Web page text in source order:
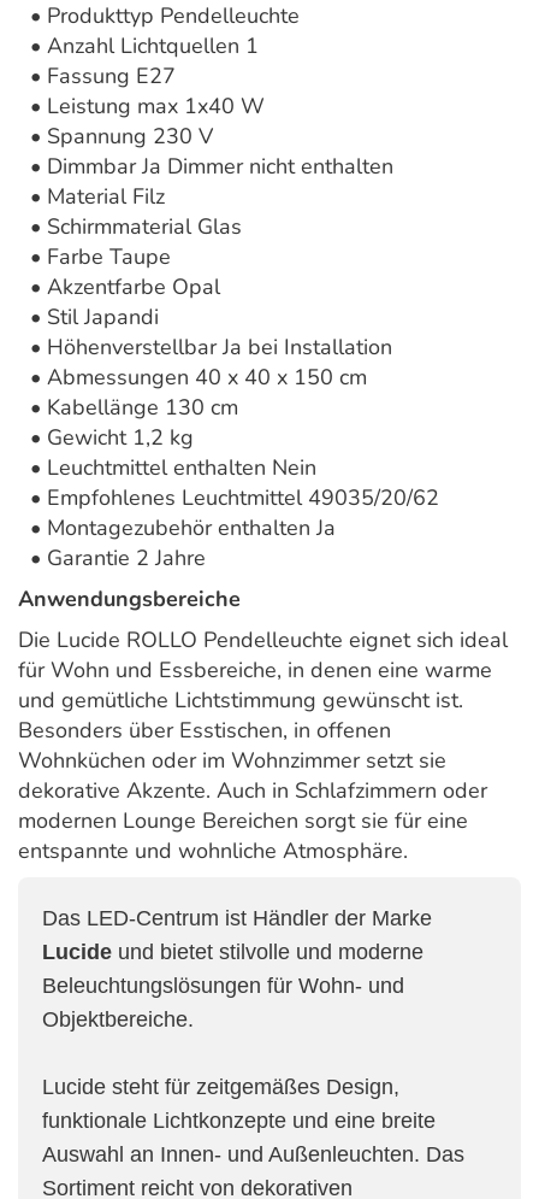
• Produkttyp Pendelleuchte
• Anzahl Lichtquellen 1
• Fassung E27
• Leistung max 1x40 W
• Spannung 230 V
• Dimmbar Ja Dimmer nicht enthalten
• Material Filz
• Schirmmaterial Glas
• Farbe Taupe
• Akzentfarbe Opal
• Stil Japandi
• Höhenverstellbar Ja bei Installation
• Abmessungen 40 x 40 x 150 cm
• Kabellänge 130 cm
• Gewicht 1,2 kg
• Leuchtmittel enthalten Nein
• Empfohlenes Leuchtmittel 49035/20/62
• Montagezubehör enthalten Ja
• Garantie 2 Jahre
Anwendungsbereiche
Die Lucide ROLLO Pendelleuchte eignet sich ideal
für Wohn und Essbereiche, in denen eine warme
und gemütliche Lichtstimmung gewünscht ist.
Besonders über Esstischen, in offenen
Wohnküchen oder im Wohnzimmer setzt sie
dekorative Akzente. Auch in Schlafzimmern oder
modernen Lounge Bereichen sorgt sie für eine
entspannte und wohnliche Atmosphäre.
Das LED-Centrum ist Händler der Marke
Lucide und bietet stilvolle und moderne
Beleuchtungslösungen für Wohn- und
Objektbereiche.
Lucide steht für zeitgemäßes Design,
funktionale Lichtkonzepte und eine breite
Auswahl an Innen- und Außenleuchten. Das
Sortiment reicht von dekorativen